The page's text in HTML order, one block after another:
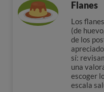
Flanes
Los
(de
de los
sí:
una
escoger
escala